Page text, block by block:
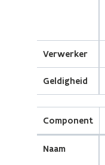
Verwerker
Geldigheid
Component
Naam